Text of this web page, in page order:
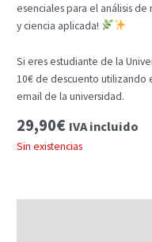
esenciales para el análisis de
y ciencia aplicada!
Si eres estudiante de la
10€ de descuento utilizando
email de la universidad.
29,90€ IVA incluido
Sin existencias